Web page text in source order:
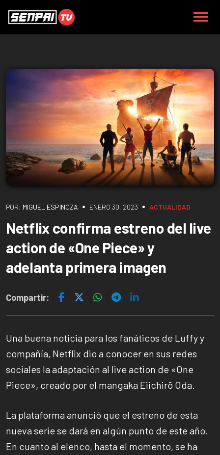
POR: MIGUEL ESPINOZA • ENERO 30, 2023 • ACTUALIDAD
Netflix confirma estreno del live
action de «One Piece» y
adelanta primera imagen
Compartir:
Una buena noticia para los fanáticos de Luffy y
compañía, Netflix dio a conocer en sus redes
sociales la adaptación al live action de «One
Piece», creado por el mangaka Eiichirō Oda.
La plataforma anunció que el estreno de esta
nueva serie se dará en algún punto de este año.
En cuanto al elenco, hasta el momento, se ha